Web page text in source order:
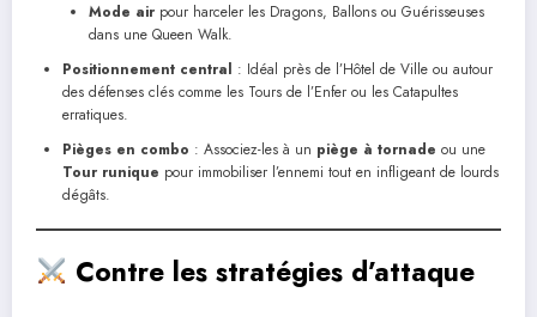
Mode air pour harceler les Dragons, Ballons ou Guérisseuses
dans une Queen Walk.
Positionnement central : Idéal près de l’Hôtel de Ville ou autour
des défenses clés comme les Tours de l’Enfer ou les Catapultes
erratiques.
Pièges en combo : Associez-les à un piège à tornade ou une
Tour runique pour immobiliser l’ennemi tout en infligeant de lourds
dégâts.
Contre les stratégies d’attaque